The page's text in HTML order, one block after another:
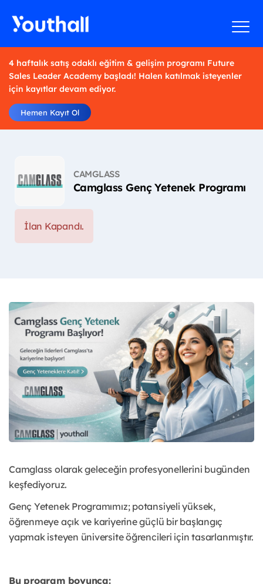
4 haftalık satış odaklı eğitim & gelişim programı Future
Sales Leader Academy başladı! Halen katılmak isteyenler
için kayıtlar devam ediyor.
Hemen Kayıt Ol
CAMGLASS
Camglass Genç Yetenek Programı
İlan Kapandı.
Camglass olarak geleceğin profesyonellerini bugünden
keşfediyoruz.
Genç Yetenek Programımız; potansiyeli yüksek,
öğrenmeye açık ve kariyerine güçlü bir başlangıç
yapmak isteyen üniversite öğrencileri için tasarlanmıştır.
Bu program boyunca: